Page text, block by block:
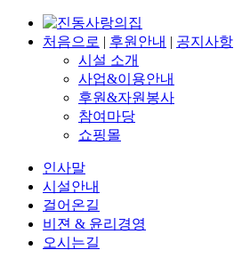
처음으로 | 후원안내 | 공지사항
시설 소개
사업&이용안내
후원&자원봉사
참여마당
쇼핑몰
인사말
시설안내
걸어온길
비젼 & 윤리경영
오시는길